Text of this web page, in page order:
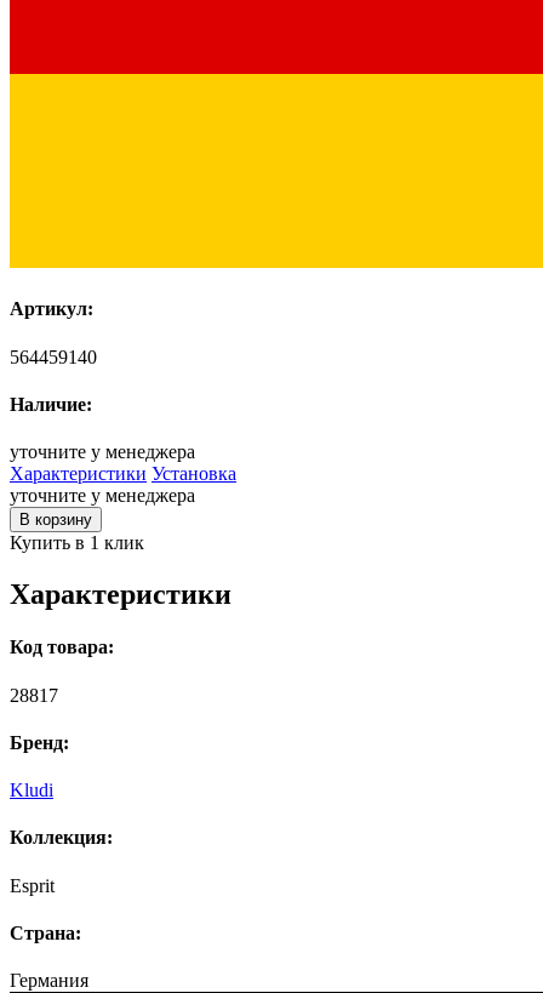
Артикул:
564459140
Наличие:
уточните у менеджера
Характеристики Установка
уточните у менеджера
В корзину
Купить в 1 клик
Характеристики
Код товара:
28817
Бренд:
Kludi
Коллекция:
Esprit
Страна:
Германия